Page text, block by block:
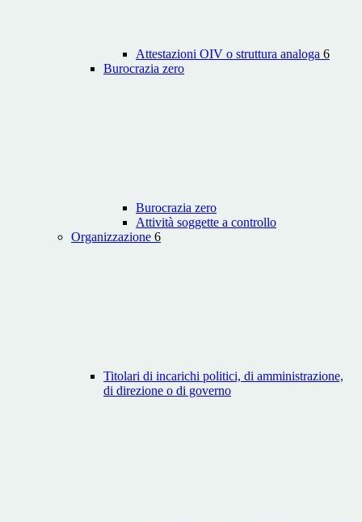
Attestazioni OIV o struttura analoga 6
Burocrazia zero
Burocrazia zero
Attività soggette a controllo
Organizzazione 6
Titolari di incarichi politici, di amministrazione,
di direzione o di governo